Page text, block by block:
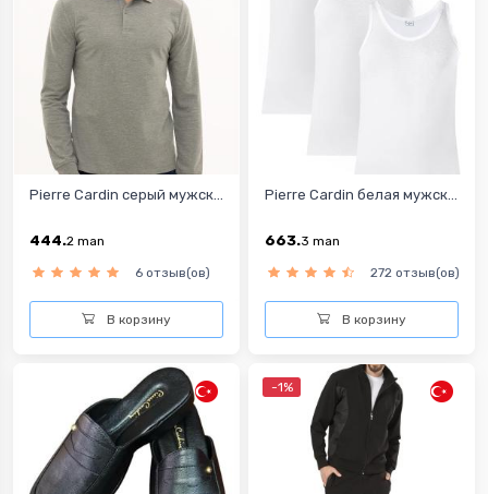
Pierre Cardin cерый мужск...
444.2 man
6 отзыв(ов)
В корзину
Pierre Cardin белая мужск...
663.3 man
272 отзыв(ов)
В корзину
-1%